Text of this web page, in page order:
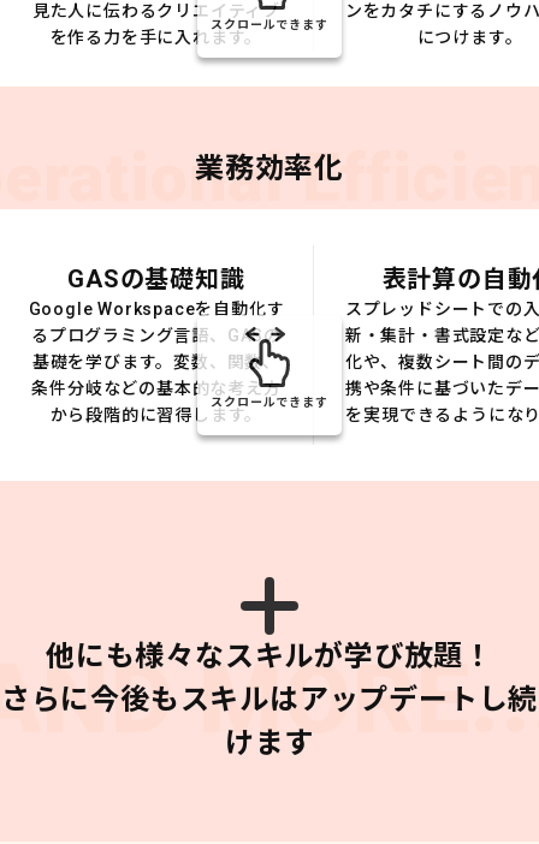
見た人に伝わるクリエイティブ
を作る力を手に入れます。
ンをカタチにするノウ
につけます。
スクロールできます
業務効率化
GASの基礎知識
Google Workspaceを自動化す
るプログラミング言語、GASの
基礎を学びます。変数、関数、
条件分岐などの基本的な考え方
から段階的に習得します。
表計算の自動
スプレッドシートでの
新・集計・書式設定な
化や、複数シート間の
携や条件に基づいたデ
を実現できるようにな
スクロールできます
他にも様々なスキルが学び放題！
さらに今後もスキルはアップデートし続
けます